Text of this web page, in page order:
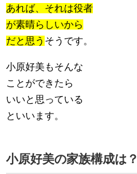
あれば、それは役者
が素晴らしいから
だと思う そうです。
小原好美もそんな
ことができたら
いいと思っている
といいます。
小原好美の家族構成は？